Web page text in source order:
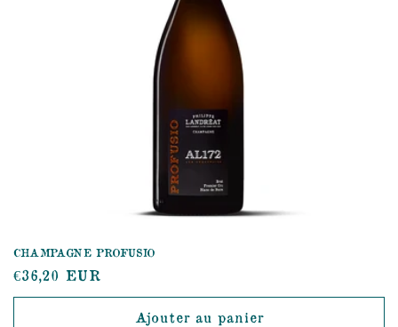
CHAMPAGNE PROFUSIO
Prix
habituel
€36,20 EUR
Ajouter au panier